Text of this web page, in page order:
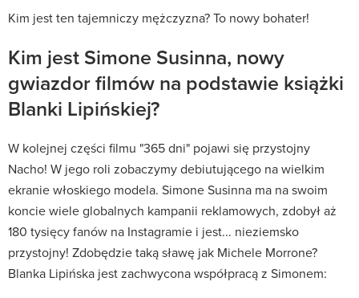
Kim jest ten tajemniczy mężczyzna? To nowy bohater!
Kim jest Simone Susinna, nowy
gwiazdor filmów na podstawie książki
Blanki Lipińskiej?
W kolejnej części filmu "365 dni" pojawi się przystojny
Nacho! W jego roli zobaczymy debiutującego na wielkim
ekranie włoskiego modela. Simone Susinna ma na swoim
koncie wiele globalnych kampanii reklamowych, zdobył aż
180 tysięcy fanów na Instagramie i jest... nieziemsko
przystojny! Zdobędzie taką sławę jak Michele Morrone?
Blanka Lipińska jest zachwycona współpracą z Simonem: